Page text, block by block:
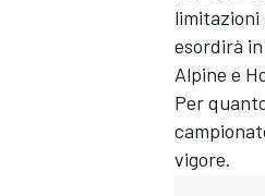
limitazioni
esordirà
Alpine e
Per
vigore.